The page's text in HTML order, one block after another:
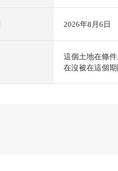
2026年8月6日
這個土地在條
在沒被在這個